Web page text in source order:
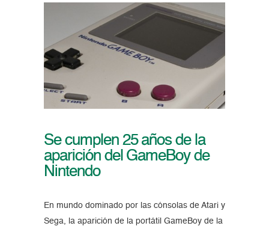
Se cumplen 25 años de la
aparición del GameBoy de
Nintendo
En mundo dominado por las cónsolas de Atari y
Sega, la aparición de la portátil GameBoy de la